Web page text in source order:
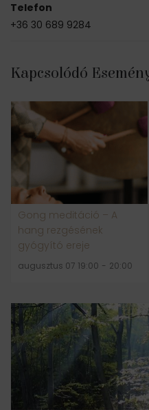
Telefon
+36 30 689 9284
Kapcsolódó
Gong meditáció – A
hang rezgésének
gyógyító ereje
augusztus 07 19:00 - 20:00